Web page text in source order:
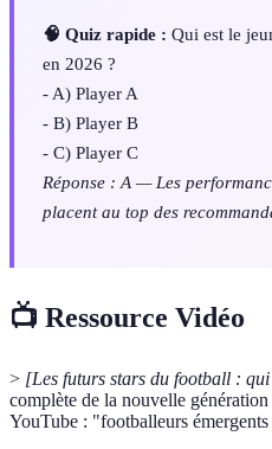
🧠 Quiz rapide : Qui est le
en 2026 ?
- A) Player A
- B) Player B
- C) Player C
Réponse : A — Les
placent au top des
📺 Ressource Vidéo
> [Les futurs stars du football :
complète de la nouvelle
YouTube : "footballeurs